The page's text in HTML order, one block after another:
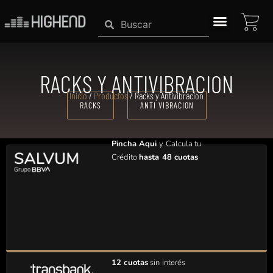
contenido
SearchSearch
RACKS Y ANTIVIBRACION
Inicio/Productos/ Racks y Antivibracion
RACKS ANTI VIBRACION
Pincha Aquiy Calcula tu
Créditohasta 48 cuotas
12 cuotassin interés